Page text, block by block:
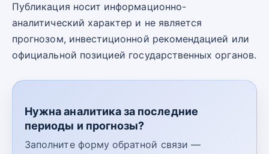
Публикация носит информационно-
аналитический характер и не является
прогнозом, инвестиционной рекомендацией или
официальной позицией государственных органов.
Нужна аналитика за последние
периоды и прогнозы?
Заполните форму обратной связи —